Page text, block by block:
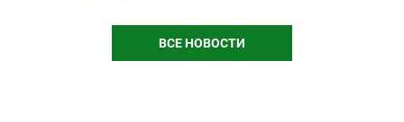
ВСЕ НОВОСТИ